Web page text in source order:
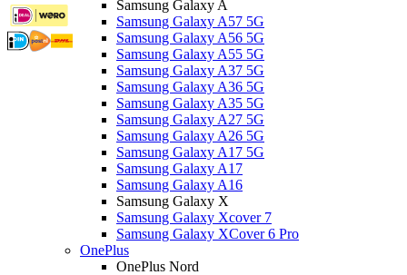
Samsung Galaxy A
Samsung Galaxy A57 5G
Samsung Galaxy A56 5G
Samsung Galaxy A55 5G
Samsung Galaxy A37 5G
Samsung Galaxy A36 5G
Samsung Galaxy A35 5G
Samsung Galaxy A27 5G
Samsung Galaxy A26 5G
Samsung Galaxy A17 5G
Samsung Galaxy A17
Samsung Galaxy A16
Samsung Galaxy X
Samsung Galaxy Xcover 7
Samsung Galaxy XCover 6 Pro
OnePlus
OnePlus Nord